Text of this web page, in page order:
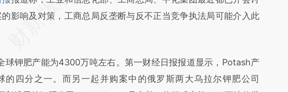
影响及对策，工商总局反垄断与反不正当竞争执法局可能介入此
钾肥产能为4300万吨左右。第一财经日报报道显示，Potash产
的四分之一。而另一起并购案中的俄罗斯两大乌拉尔钾肥公司